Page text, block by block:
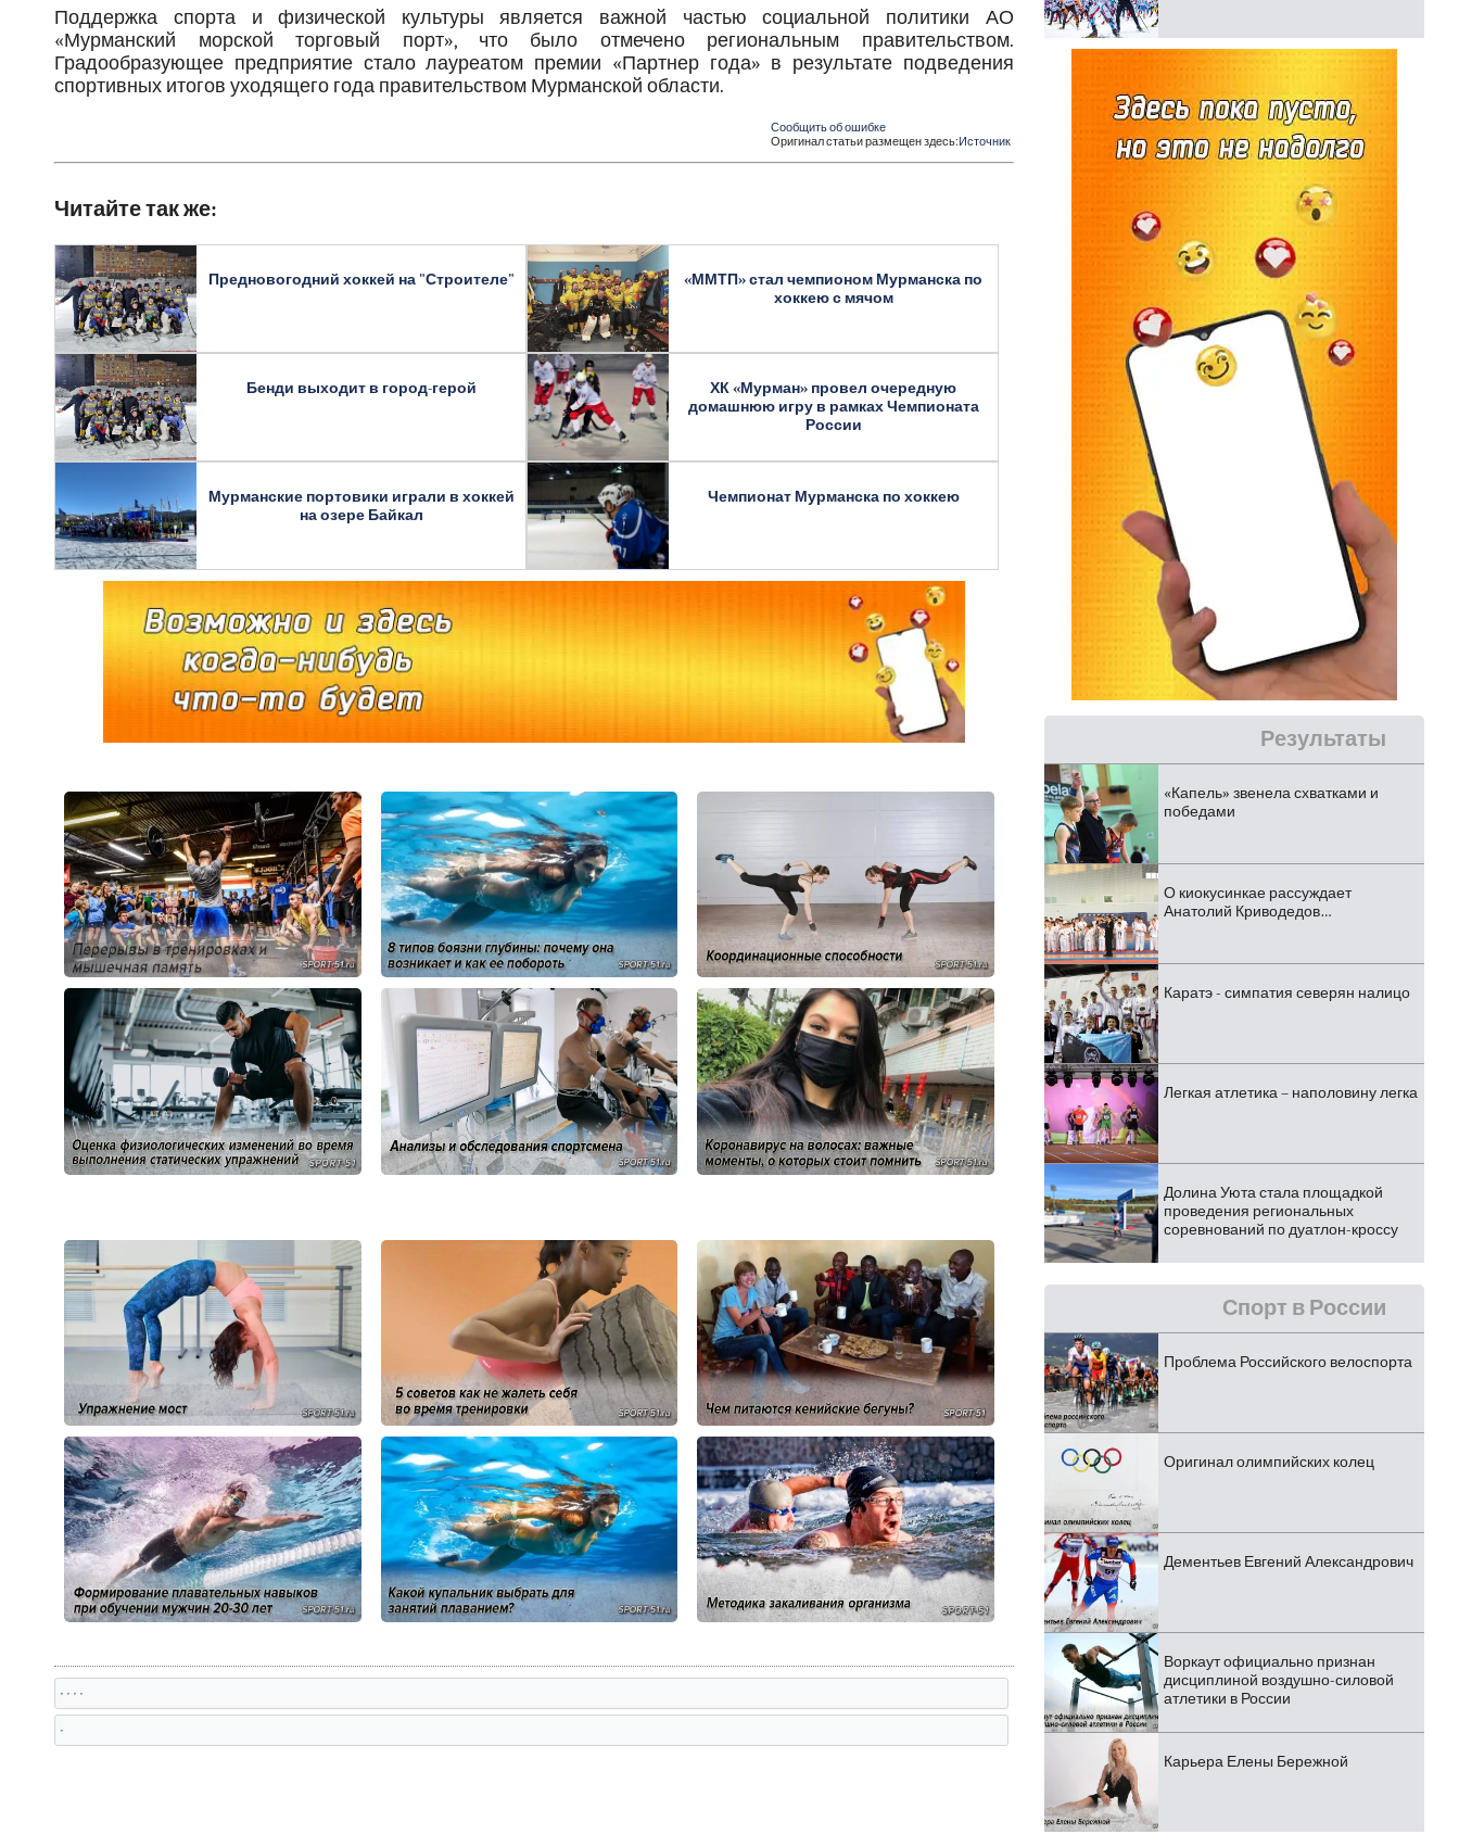
Поддержка спорта и физической культуры является важной частью социальной политики АО
«Мурманский морской торговый порт», что было отмечено региональным правительством.
Градообразующее предприятие стало лауреатом премии «Партнер года» в результате подведения
спортивных итогов уходящего года правительством Мурманской области.
Сообщить об ошибке
Оригинал статьи размещен здесь:Источник
Читайте так же:
Предновогодний хоккей на "Строителе"
«ММТП» стал чемпионом Мурманска по
хоккею с мячом
Бенди выходит в город-герой
ХК «Мурман» провел очередную
домашнюю игру в рамках Чемпионата
России
Мурманские портовики играли в хоккей
на озере Байкал
Чемпионат Мурманска по хоккею
, , , ,
,
Результаты
«Капель» звенела схватками и
победами
О киокусинкае рассуждает
Анатолий Криводедов…
Каратэ - симпатия северян налицо
Легкая атлетика – наполовину легка
Долина Уюта стала площадкой
проведения региональных
соревнований по дуатлон-кроссу
Спорт в России
Проблема Российского велоспорта
Оригинал олимпийских колец
Дементьев Евгений Александрович
Воркаут официально признан
дисциплиной воздушно-силовой
атлетики в России
Карьера Елены Бережной